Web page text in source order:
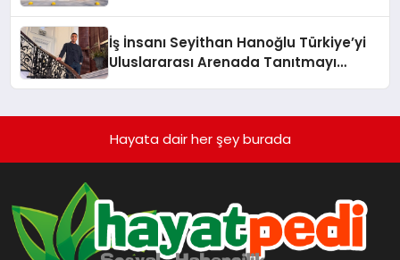
İş İnsanı Seyithan Hanoğlu Türkiye’yi
Uluslararası Arenada Tanıtmayı
Hayata dair her şey burada